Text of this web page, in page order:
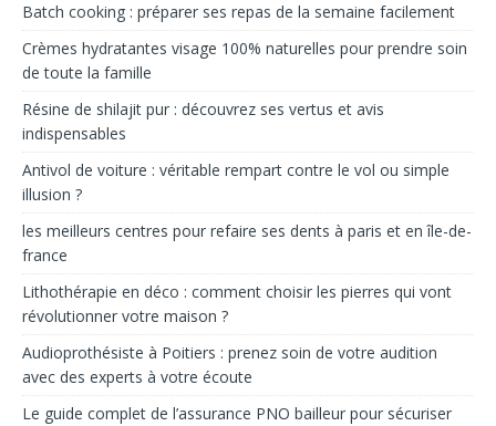
Batch cooking : préparer ses repas de la semaine facilement
Crèmes hydratantes visage 100% naturelles pour prendre soin
de toute la famille
Résine de shilajit pur : découvrez ses vertus et avis
indispensables
Antivol de voiture : véritable rempart contre le vol ou simple
illusion ?
les meilleurs centres pour refaire ses dents à paris et en île-de-
france
Lithothérapie en déco : comment choisir les pierres qui vont
révolutionner votre maison ?
Audioprothésiste à Poitiers : prenez soin de votre audition
avec des experts à votre écoute
Le guide complet de l’assurance PNO bailleur pour sécuriser